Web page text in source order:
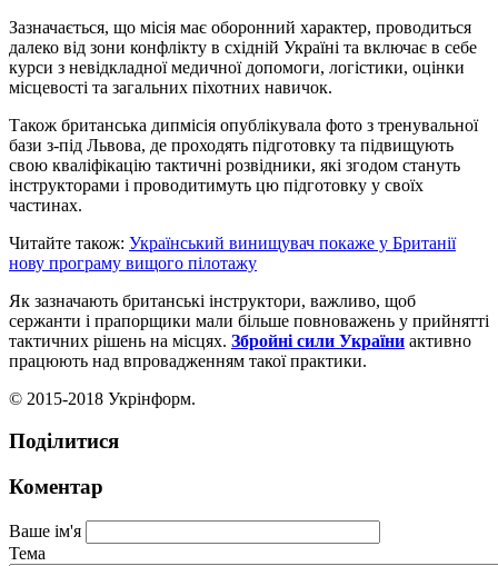
Зазначається, що місія має оборонний характер, проводиться
далеко від зони конфлікту в східній Україні та включає в себе
курси з невідкладної медичної допомоги, логістики, оцінки
місцевості та загальних піхотних навичок.
Також британська дипмісія опублікувала фото з тренувальної
бази з-під Львова, де проходять підготовку та підвищують
свою кваліфікацію тактичні розвідники, які згодом стануть
інструкторами і проводитимуть цю підготовку у своїх
частинах.
Читайте також: Український винищувач покаже у Британії
нову програму вищого пілотажу
Як зазначають британські інструктори, важливо, щоб
сержанти і прапорщики мали більше повноважень у прийнятті
тактичних рішень на місцях. Збройні сили України активно
працюють над впровадженням такої практики.
© 2015-2018 Укрінформ.
Поділитися
Коментар
Ваше ім'я
Тема